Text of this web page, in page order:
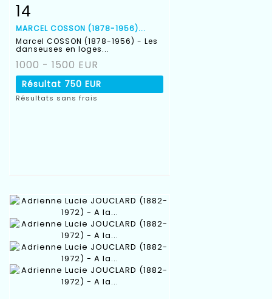
Fiche détaillée
14
MARCEL COSSON (1878-1956)...
Marcel COSSON (1878-1956) - Les
danseuses en loges...
1000 - 1500 EUR
Résultat 750 EUR
Résultats sans frais